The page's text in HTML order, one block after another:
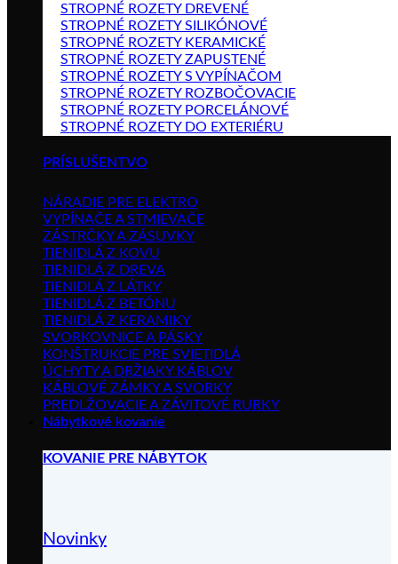
STROPNÉ ROZETY DREVENÉ
STROPNÉ ROZETY SILIKÓNOVÉ
STROPNÉ ROZETY KERAMICKÉ
STROPNÉ ROZETY ZAPUSTENÉ
STROPNÉ ROZETY S VYPÍNAČOM
STROPNÉ ROZETY ROZBOČOVACIE
STROPNÉ ROZETY PORCELÁNOVÉ
STROPNÉ ROZETY DO EXTERIÉRU
PRÍSLUŠENTVO
NÁRADIE PRE ELEKTRO
VYPÍNAČE A STMIEVAČE
ZÁSTRČKY A ZÁSUVKY
TIENIDLÁ Z KOVU
TIENIDLÁ Z DREVA
TIENIDLÁ Z LÁTKY
TIENIDLÁ Z BETÓNU
TIENIDLÁ Z KERAMIKY
SVORKOVNICE A PÁSKY
KONŠTRUKCIE PRE SVIETIDLÁ
ÚCHYTY A DRŽIAKY KÁBLOV
KÁBLOVÉ ZÁMKY A SVORKY
PREDLŽOVACIE A ZÁVITOVÉ RURKY
Nábytkové kovanie
KOVANIE PRE NÁBYTOK
Novinky